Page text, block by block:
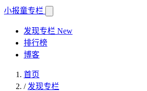
小报童专栏
发现专栏 New
排行榜
博客
首页
/ 发现专栏